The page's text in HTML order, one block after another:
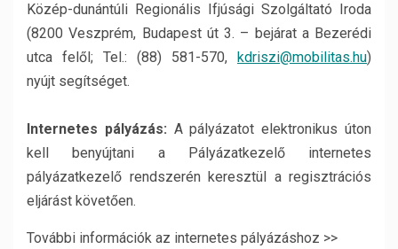
Közép-dunántúli Regionális Ifjúsági Szolgáltató Iroda
(8200 Veszprém, Budapest út 3. – bejárat a Bezerédi
utca felől; Tel.: (88) 581-570, kdriszi@mobilitas.hu)
nyújt segítséget.
Internetes pályázás: A pályázatot elektronikus úton
kell benyújtani a Pályázatkezelő internetes
pályázatkezelő rendszerén keresztül a regisztrációs
eljárást követően.
További információk az internetes pályázáshoz >>